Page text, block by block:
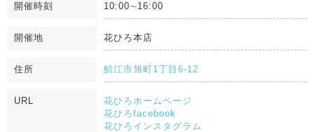
開催時刻 10:00∼16:00
開催地 花ひろ本店
住所 鯖江市旭町1丁目6-12
URL
花ひろホームページ
花ひろfacebook
花ひろインスタグラム